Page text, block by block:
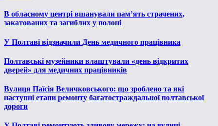
В обласному центрі вшанували пам’ять страчених,
закатованих та загиблих у полоні
У Полтаві відзначили День медичного працівника
Полтавські музейники влаштували «день відкритих
дверей» для медичних працівників
Вулиця Паїсія Величковського: що зроблено та які
наступні етапи ремонту багатостраждальної полтавської
дороги